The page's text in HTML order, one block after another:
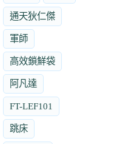
通天狄仁傑
軍師
高效鎖鮮袋
阿凡達
FT-LEF101
跳床